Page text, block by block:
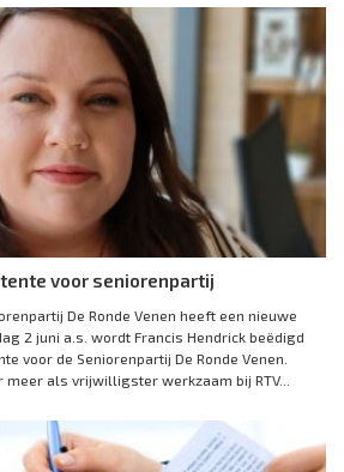
voor seniorenpartij
De Ronde Venen heeft een nieuwe
2 juni a.s. wordt Francis Hendrick beëdigd
voor de Seniorenpartij De Ronde Venen.
als vrijwilligster werkzaam bij RTV...